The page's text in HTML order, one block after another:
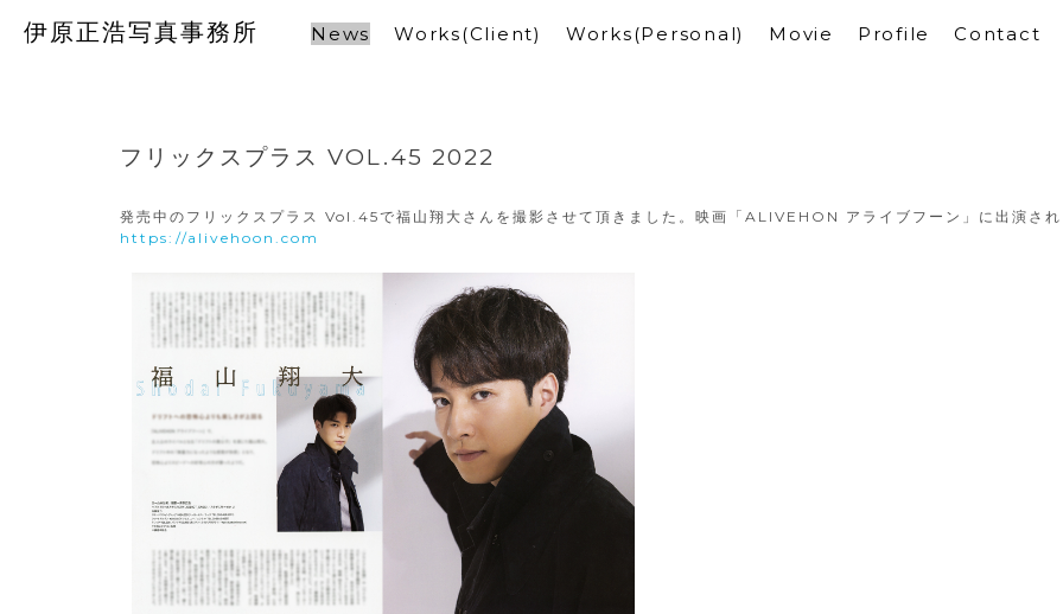
伊原正浩写真事務所 News Works(Client) Works(Personal) Movie Profile Contact
フリックスプラス VOL.45 2022
発売中のフリックスプラス Vol.45で福山翔大さんを撮影させて頂きました。映画「ALIVEHON アライブフーン」に出演さ
https://alivehoon.com